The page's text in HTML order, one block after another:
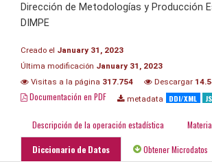
Dirección de Metodologías y Producción
DIMPE
Creado el January 31, 2023
Última modificación January 31, 2023
Visitas a la página 317.754 Descargar
Documentación en PDF metadata DDI/XML
Descripción de la operación estadística
Diccionario de Datos Obtener Microdatos